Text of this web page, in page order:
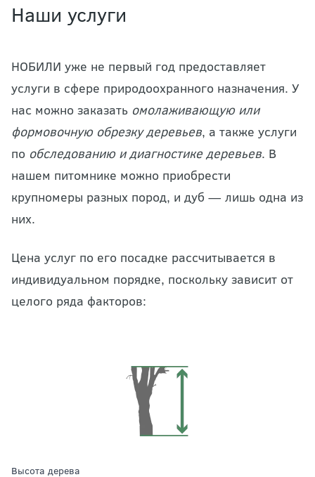
Наши услуги
НОБИЛИ уже не первый год предоставляет
услуги в сфере природоохранного назначения. У
нас можно заказать омолаживающую или
формовочную обрезку деревьев, а также услуги
по обследованию и диагностике деревьев. В
нашем питомнике можно приобрести
крупномеры разных пород, и дуб — лишь одна из
них.
Цена услуг по его посадке рассчитывается в
индивидуальном порядке, поскольку зависит от
целого ряда факторов:
высота дерева